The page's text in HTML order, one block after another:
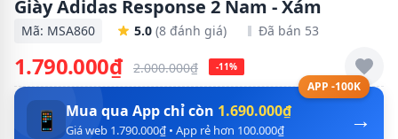
Giày Adidas Response 2 Nam - Xám
Mã: MSA860 5.0 (8 đánh giá) Đã bán 53
1.790.000₫ 2.000.000₫ -11%
APP -100K
→
📱 Mua qua App chỉ còn 1.690.000₫
Giá web 1.790.000₫ • App rẻ hơn 100.000₫